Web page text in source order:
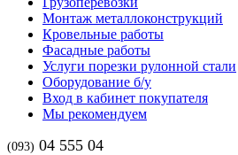
Монтаж металлоконструкций
Кровельные работы
Фасадные работы
Услуги порезки рулонной стали
Оборудование б/у
Вход в кабинет покупателя
Мы рекомендуем
(093) 04 555 04